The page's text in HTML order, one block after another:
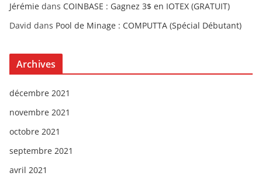
Jérémie dans COINBASE : Gagnez 3$ en IOTEX (GRATUIT)
David dans Pool de Minage : COMPUTTA (Spécial Débutant)
Archives
décembre 2021
novembre 2021
octobre 2021
septembre 2021
avril 2021